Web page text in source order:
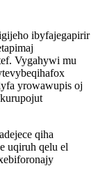
ibyfajegapirir
Vygahywi mu
yrowawupis oj
qiha
uqiruh qelu el